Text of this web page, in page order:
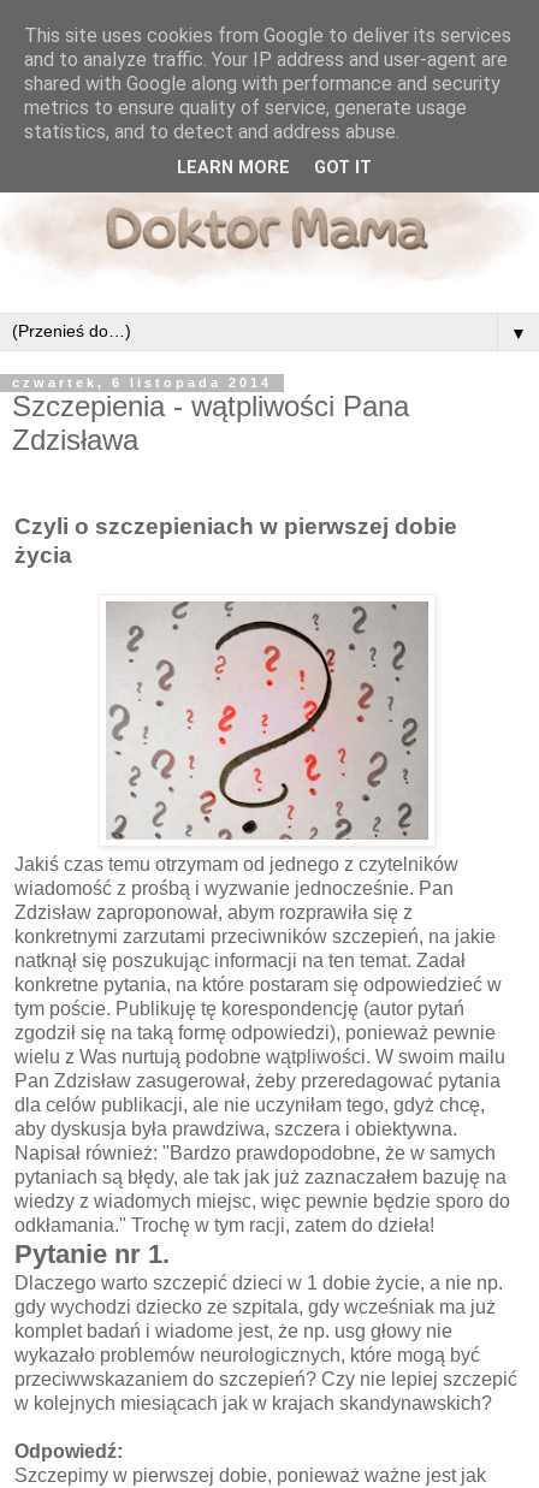
▼
czwartek, 6 listopada 2014
Szczepienia - wątpliwości Pana
Zdzisława
Czyli o szczepieniach w pierwszej dobie
życia
Jakiś czas temu otrzymam od jednego z czytelników
wiadomość z prośbą i wyzwanie jednocześnie. Pan
Zdzisław zaproponował, abym rozprawiła się z
konkretnymi zarzutami przeciwników szczepień, na jakie
natknął się poszukując informacji na ten temat. Zadał
konkretne pytania, na które postaram się odpowiedzieć w
tym poście. Publikuję tę korespondencję (autor pytań
zgodził się na taką formę odpowiedzi), ponieważ pewnie
wielu z Was nurtują podobne wątpliwości. W swoim mailu
Pan Zdzisław zasugerował, żeby przeredagować pytania
dla celów publikacji, ale nie uczyniłam tego, gdyż chcę,
aby dyskusja była prawdziwa, szczera i obiektywna.
Napisał również: "Bardzo prawdopodobne, że w samych
pytaniach są błędy, ale tak jak już zaznaczałem bazuję na
wiedzy z wiadomych miejsc, więc pewnie będzie sporo do
odkłamania." Trochę w tym racji, zatem do dzieła!
Pytanie nr 1.
Dlaczego warto szczepić dzieci w 1 dobie życie, a nie np.
gdy wychodzi dziecko ze szpitala, gdy wcześniak ma już
komplet badań i wiadome jest, że np. usg głowy nie
wykazało problemów neurologicznych, które mogą być
przeciwwskazaniem do szczepień? Czy nie lepiej szczepić
w kolejnych miesiącach jak w krajach skandynawskich?
Odpowiedź:
Szczepimy w pierwszej dobie, ponieważ ważne jest jak
This site uses cookies from Google to deliver its services
and to analyze traffic. Your IP address and user-agent are
shared with Google along with performance and security
metrics to ensure quality of service, generate usage
statistics, and to detect and address abuse.
LEARN MORE GOT IT